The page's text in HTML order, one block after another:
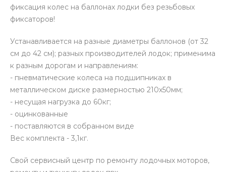
фиксация колес на баллонах лодки без резьбовых
фиксаторов!
Устанавливается на разные диаметры баллонов (от 32
см до 42 см); разных производителей лодок; применима
к разным дорогам и направлениям:
- пневматические колеса на подшипниках в
металлическом диске размерностью 210х50мм;
- несущая нагрузка до 60кг;
- оцинкованные
- поставляются в собранном виде
Вес комплекта - 3,1кг.
Свой сервисный центр по ремонту лодочных моторов,